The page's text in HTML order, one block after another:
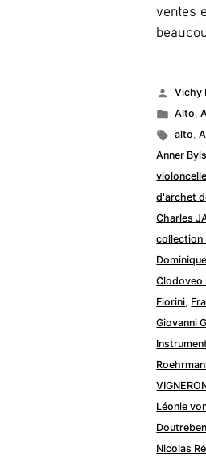
ventes
Publié
par
Vichy
Publié
dans
Alto,
alto,
Anner
violoncelle
d'archet
Charles
collection
Clodoveo
Fiorini,
Giovanni
Léonie
Nicolas